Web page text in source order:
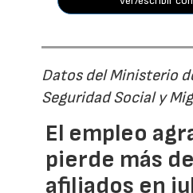
Datos del Ministerio
Seguridad Social y
El empleo
pierde más
afiliados en